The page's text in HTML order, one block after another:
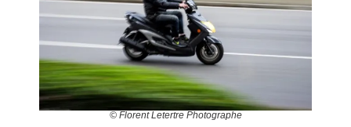
© Florent Letertre Photographe